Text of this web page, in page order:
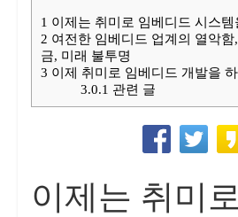
1 이제는 취미로 임베디드 시스
2 여전한 임베디드 업계의 열악
금, 미래 불투명
3 이제 취미로 임베디드 개발을
3.0.1 관련 글
이제는 취미